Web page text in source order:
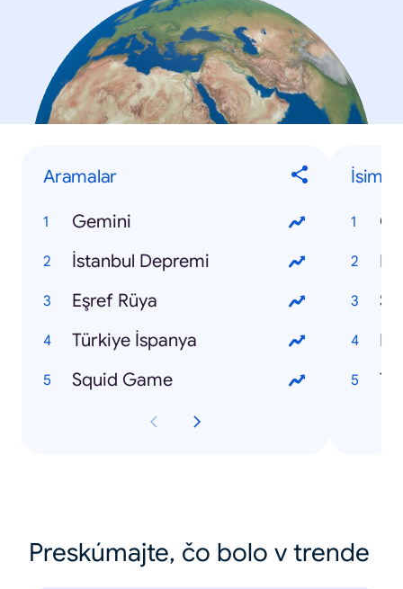
Aramalar
Gemini
İstanbul Depremi
Eşref Rüya
Türkiye İspanya
Squid Game
İsimler
Preskúmajte, čo bolo v trende